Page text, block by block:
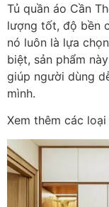
Tủ quần áo Cần
lượng tốt, độ bền
nó luôn là lựa
biệt, sản phẩm
giúp người dùng
mình.
Xem thêm các loại